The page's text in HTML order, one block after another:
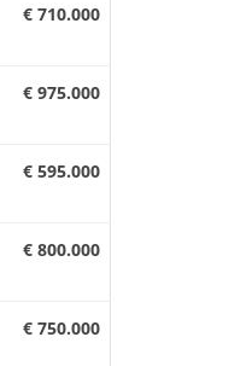
€ 710.000
€ 975.000
€ 595.000
€ 800.000
€ 750.000